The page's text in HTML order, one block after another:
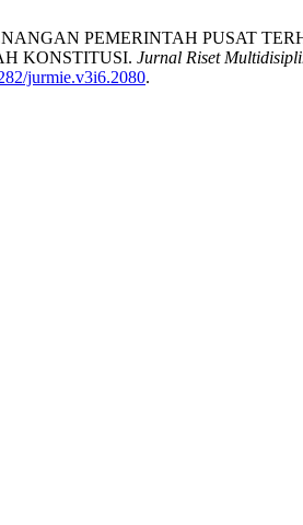
PEMERINTAH PUSAT
KONSTITUSI. Jurnal Riset
jurmie.v3i6.2080.